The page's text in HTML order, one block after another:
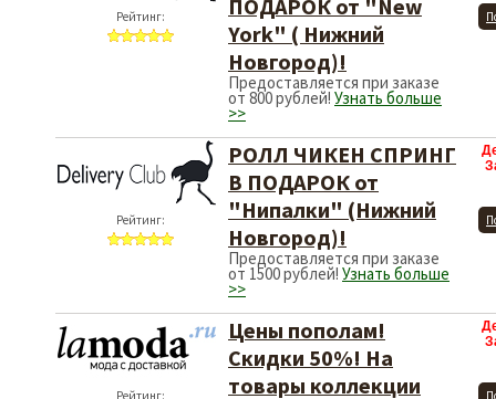
Рейтинг:
ПОДАРОК от "New
York" ( Нижний
Новгород)!
Предоставляется при заказе
от 800 рублей! Узнать больше
>>
Рейтинг:
РОЛЛ ЧИКЕН СПРИНГ
В ПОДАРОК от
"Нипалки" (Нижний
Новгород)!
Предоставляется при заказе
от 1500 рублей! Узнать больше
>>
Рейтинг:
Цены пополам!
Скидки 50%! На
товары коллекции